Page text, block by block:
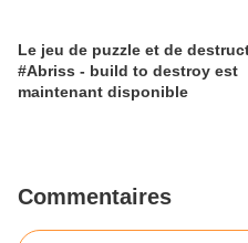
Le jeu de puzzle et de
#Abriss - build to destroy est
maintenant disponible
Commentaires